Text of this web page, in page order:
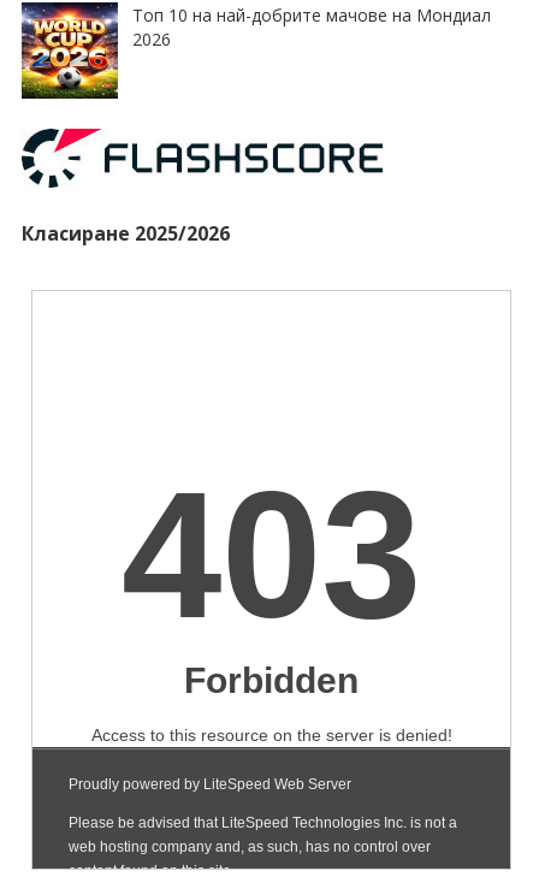
Топ 10 на най-добрите мачове на Мондиал
2026
Класиране 2025/2026